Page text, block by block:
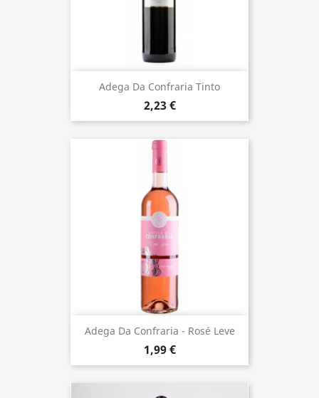
Adega Da Confraria Tinto
2,23 €
Adega Da Confraria - Rosé Leve
1,99 €